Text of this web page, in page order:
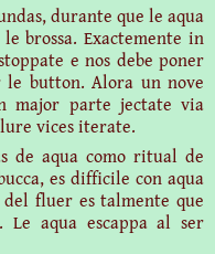
durante que le aqua
brossa. Exactemente in
e nos debe poner
le button. Alora un nove
major parte jectate via
vices iterate.
de aqua como ritual de
es difficile con aqua
fluer es talmente que
Le aqua escappa al ser